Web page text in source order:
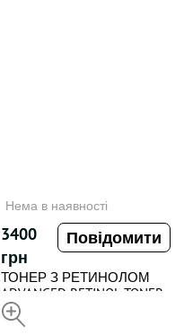
Нема в наявності
3400
грн
Повідомити
ТОНЕР З РЕТИНОЛОМ
ADVANCED RETINOL TONER ,
150 ml